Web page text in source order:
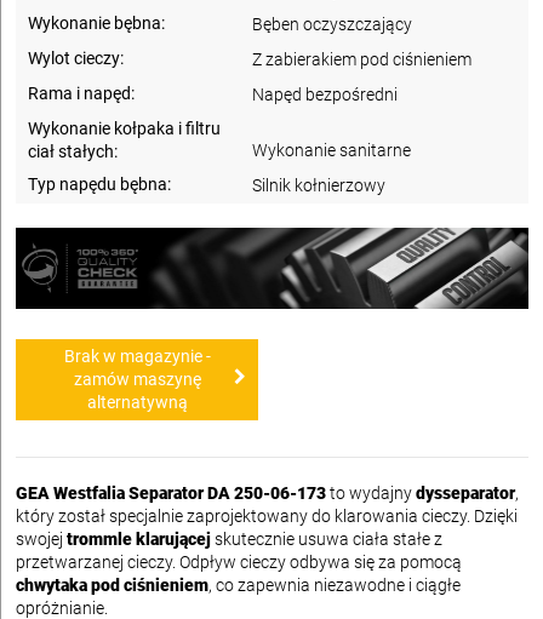
Wykonanie bębna:
Bęben oczyszczający
Wylot cieczy:
Z zabierakiem pod ciśnieniem
Rama i napęd:
Napęd bezpośredni
Wykonanie kołpaka i filtru
ciał stałych:
Wykonanie sanitarne
Typ napędu bębna:
Silnik kołnierzowy
Brak w magazynie -
zamów maszynę
alternatywną
GEA Westfalia Separator DA 250-06-173to wydajnydysseparator,
który został specjalnie zaprojektowany do klarowania cieczy. Dzięki
swojej trommle klarującejskutecznie usuwa ciała stałe z
przetwarzanej cieczy. Odpływ cieczy odbywa się za pomocą
chwytaka pod ciśnieniem, co zapewnia niezawodne i ciągłe
opróżnianie.